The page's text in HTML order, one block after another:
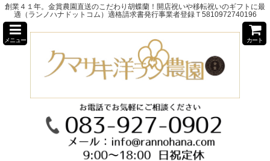
創業４１年。金賞農園直送のこだわり胡蝶蘭！開店祝いや移転祝いのギフトに最
適（ランノハナドットコム）適格請求書発行事業者登録Ｔ5810972740196
メニュー カート